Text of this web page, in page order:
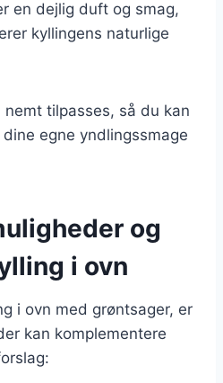
en dejlig duft og smag,
kyllingens naturlige
nemt tilpasses, så du kan
egne yndlingssmage
og
i ovn
i ovn med grøntsager, er
kan komplementere